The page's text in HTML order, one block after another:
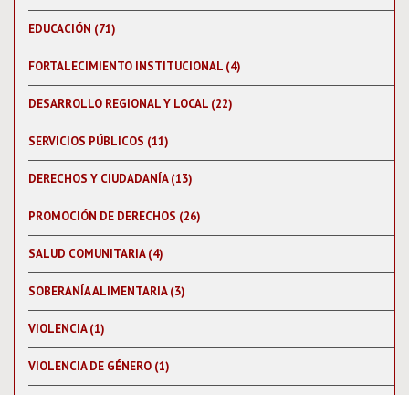
EDUCACIÓN (71)
FORTALECIMIENTO INSTITUCIONAL (4)
DESARROLLO REGIONAL Y LOCAL (22)
SERVICIOS PÚBLICOS (11)
DERECHOS Y CIUDADANÍA (13)
PROMOCIÓN DE DERECHOS (26)
SALUD COMUNITARIA (4)
SOBERANÍA ALIMENTARIA (3)
VIOLENCIA (1)
VIOLENCIA DE GÉNERO (1)